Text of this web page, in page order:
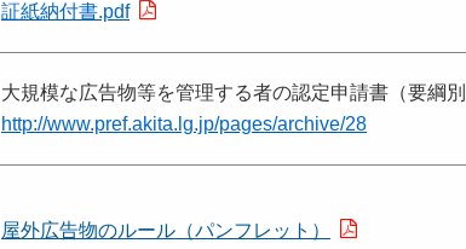
証紙納付書.pdf
大規模な広告物等を管理する者の認定申請書（要綱
http://www.pref.akita.lg.jp/pages/archive/28
屋外広告物のルール（パンフレット）